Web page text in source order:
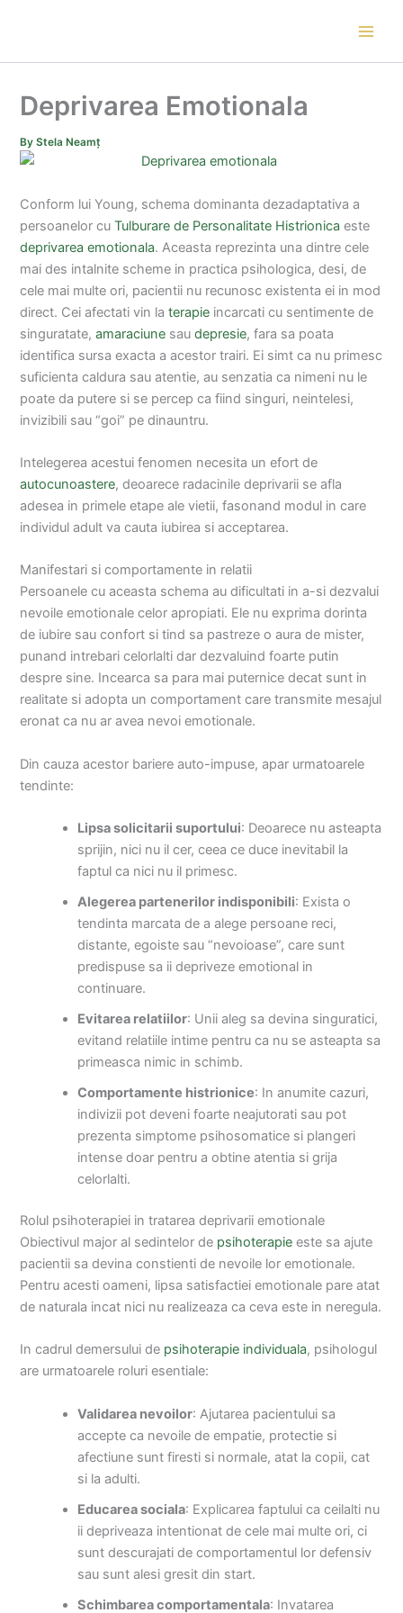
Deprivarea Emotionala
ByStela Neamț
Conform lui Young, schema dominanta dezadaptativa a
persoanelor cuTulburare de Personalitate Histrionica este
deprivarea emotionala. Aceasta reprezinta una dintre cele
mai des intalnite scheme in practica psihologica, desi, de
cele mai multe ori, pacientii nu recunosc existenta ei in mod
direct. Cei afectati vin laterapie incarcati cu sentimente de
singuratate,amaraciune saudepresie, fara sa poata
identifica sursa exacta a acestor trairi. Ei simt ca nu primesc
suficienta caldura sau atentie, au senzatia ca nimeni nu le
poate da putere si se percep ca fiind singuri, neintelesi,
invizibili sau “goi” pe dinauntru.
Intelegerea acestui fenomen necesita un efort de
autocunoastere, deoarece radacinile deprivarii se afla
adesea in primele etape ale vietii, fasonand modul in care
individul adult va cauta iubirea si acceptarea.
Manifestari si comportamente in relatii
Persoanele cu aceasta schema au dificultati in a-si dezvalui
nevoile emotionale celor apropiati. Ele nu exprima dorinta
de iubire sau confort si tind sa pastreze o aura de mister,
punand intrebari celorlalti dar dezvaluind foarte putin
despre sine. Incearca sa para mai puternice decat sunt in
realitate si adopta un comportament care transmite mesajul
eronat ca nu ar avea nevoi emotionale.
Din cauza acestor bariere auto-impuse, apar urmatoarele
tendinte:
Lipsa solicitarii suportului: Deoarece nu asteapta
sprijin, nici nu il cer, ceea ce duce inevitabil la
faptul ca nici nu il primesc.
Alegerea partenerilor indisponibili: Exista o
tendinta marcata de a alege persoane reci,
distante, egoiste sau “nevoioase”, care sunt
predispuse sa ii depriveze emotional in
continuare.
Evitarea relatiilor: Unii aleg sa devina singuratici,
evitand relatiile intime pentru ca nu se asteapta sa
primeasca nimic in schimb.
Comportamente histrionice: In anumite cazuri,
indivizii pot deveni foarte neajutorati sau pot
prezenta simptome psihosomatice si plangeri
intense doar pentru a obtine atentia si grija
celorlalti.
Rolul psihoterapiei in tratarea deprivarii emotionale
Obiectivul major al sedintelor de psihoterapie este sa ajute
pacientii sa devina constienti de nevoile lor emotionale.
Pentru acesti oameni, lipsa satisfactiei emotionale pare atat
de naturala incat nici nu realizeaza ca ceva este in neregula.
In cadrul demersului de psihoterapie individuala, psihologul
are urmatoarele roluri esentiale:
Validarea nevoilor: Ajutarea pacientului sa
accepte ca nevoile de empatie, protectie si
afectiune sunt firesti si normale, atat la copii, cat
si la adulti.
Educarea sociala: Explicarea faptului ca ceilalti nu
ii depriveaza intentionat de cele mai multe ori, ci
sunt descurajati de comportamentul lor defensiv
sau sunt alesi gresit din start.
Schimbarea comportamentala: Invatarea